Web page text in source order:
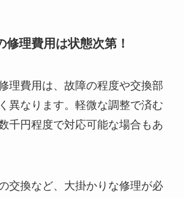
修理費用は状態次第！
理費用は、故障の程度や交換部
異なります。軽微な調整で済む
千円程度で対応可能な場合もあ
交換など、大掛かりな修理が必